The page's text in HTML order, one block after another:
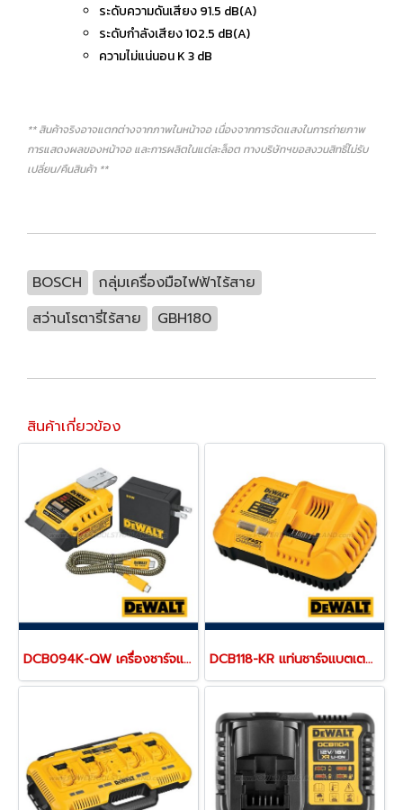
ระดับความดันเสียง 91.5 dB(A)
ระดับกำลังเสียง 102.5 dB(A)
ความไม่แน่นอน K 3 dB
** สินค้าจริงอาจแตกต่างจากภาพในหน้าจอ เนื่องจากการจัดแสงในการถ่ายภาพ
การแสดงผลของหน้าจอ และการผลิตในแต่ละล็อต ทางบริษัทฯขอสงวนสิทธิ์ไม่รับ
เปลี่ยน/คืนสินค้า **
BOSCH
กลุ่มเครื่องมือไฟฟ้าไร้สาย
สว่านโรตารี่ไร้สาย
GBH180
สินค้าเกี่ยวข้อง
DCB094K-QW เครื่องชาร์จแบตเตอรี่ 18V (20MAX) และพอร์ตชาร์จ USB-C Charging-Kit "DEWALT" ดีวอลท์ DCB118-KR แท่นชาร์จแบตเตอรี่ 20V/60MAX (ใช้ชาร์จแบตเตอรี่ 18V,20V ขึ้นไป)"DEWALT" ดีวอลท์